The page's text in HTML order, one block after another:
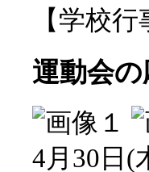
【学校
運動会
4月30日(